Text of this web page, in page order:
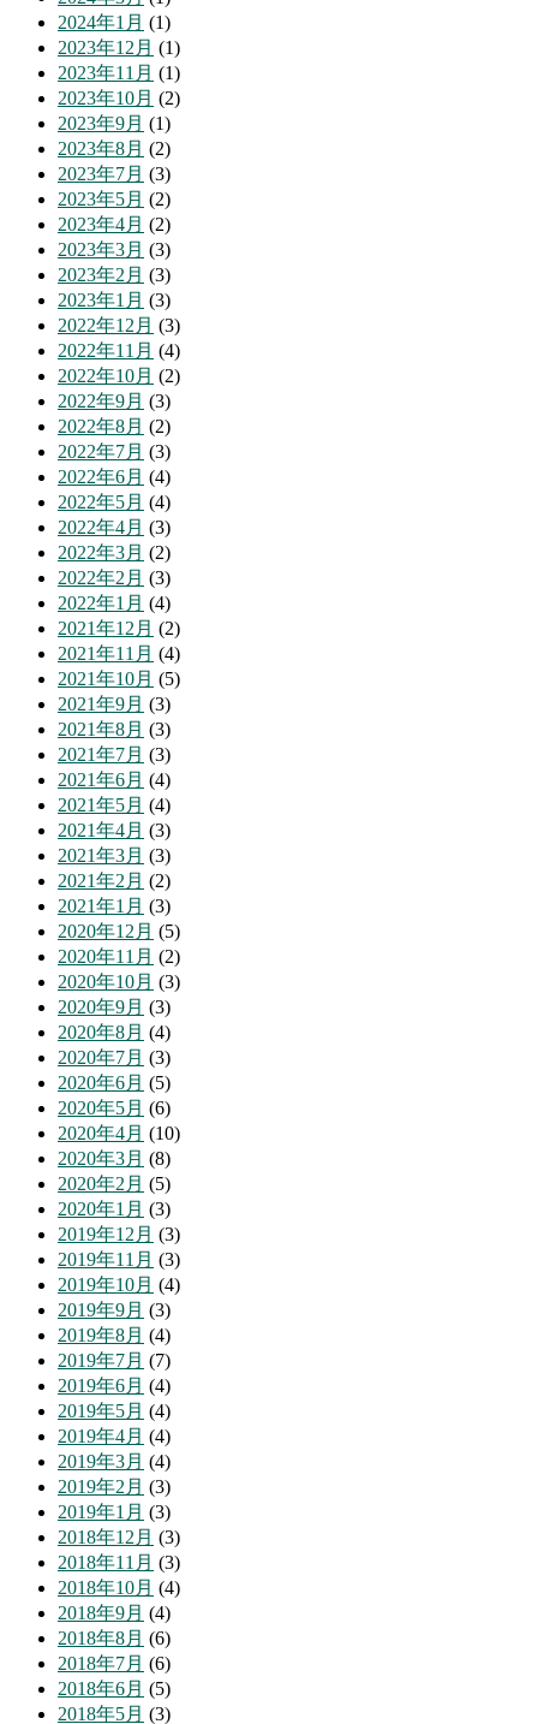
2024年1月 (1)
2023年12月 (1)
2023年11月 (1)
2023年10月 (2)
2023年9月 (1)
2023年8月 (2)
2023年7月 (3)
2023年5月 (2)
2023年4月 (2)
2023年3月 (3)
2023年2月 (3)
2023年1月 (3)
2022年12月 (3)
2022年11月 (4)
2022年10月 (2)
2022年9月 (3)
2022年8月 (2)
2022年7月 (3)
2022年6月 (4)
2022年5月 (4)
2022年4月 (3)
2022年3月 (2)
2022年2月 (3)
2022年1月 (4)
2021年12月 (2)
2021年11月 (4)
2021年10月 (5)
2021年9月 (3)
2021年8月 (3)
2021年7月 (3)
2021年6月 (4)
2021年5月 (4)
2021年4月 (3)
2021年3月 (3)
2021年2月 (2)
2021年1月 (3)
2020年12月 (5)
2020年11月 (2)
2020年10月 (3)
2020年9月 (3)
2020年8月 (4)
2020年7月 (3)
2020年6月 (5)
2020年5月 (6)
2020年4月 (10)
2020年3月 (8)
2020年2月 (5)
2020年1月 (3)
2019年12月 (3)
2019年11月 (3)
2019年10月 (4)
2019年9月 (3)
2019年8月 (4)
2019年7月 (7)
2019年6月 (4)
2019年5月 (4)
2019年4月 (4)
2019年3月 (4)
2019年2月 (3)
2019年1月 (3)
2018年12月 (3)
2018年11月 (3)
2018年10月 (4)
2018年9月 (4)
2018年8月 (6)
2018年7月 (6)
2018年6月 (5)
2018年5月 (3)